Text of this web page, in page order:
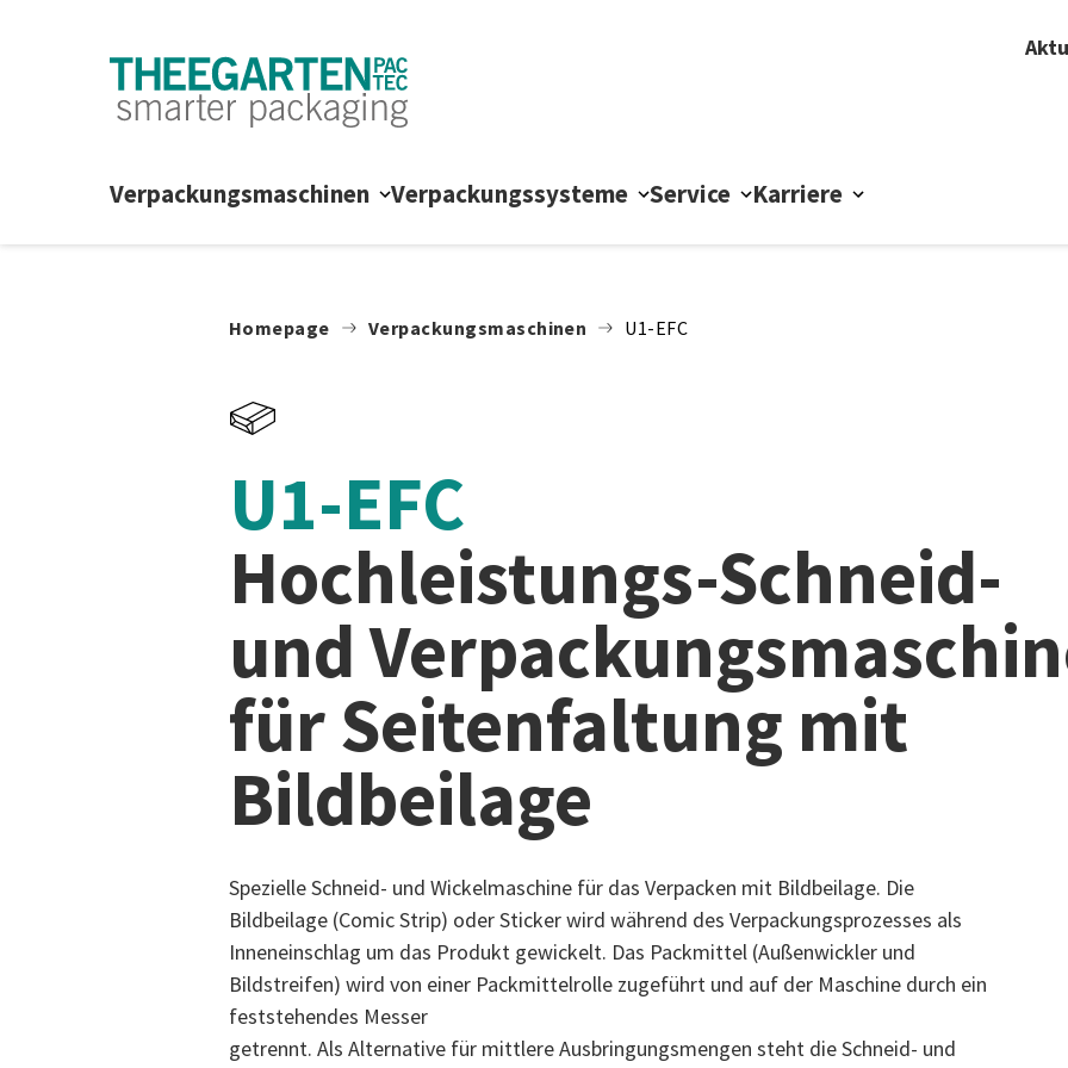
Verpackungsmaschinen Verpackungssysteme Service Karriere
Homepage Verpackungsmaschinen U1-EFC
U1-EFC
Hochleistungs-Schneid-
und
für Seitenfaltung mit
Bildbeilage
Spezielle Schneid- und Wickelmaschine für das Verpacken mit Bildbeilage. Die
Bildbeilage (Comic Strip) oder Sticker wird während des Verpackungsprozesses als
Inneneinschlag um das Produkt gewickelt. Das Packmittel (Außenwickler und
Bildstreifen) wird von einer Packmittelrolle zugeführt und auf der Maschine durch ein
feststehendes Messer
getrennt. Als Alternative für mittlere Ausbringungsmengen steht die Schneid- und